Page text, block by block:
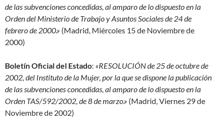
de las subvenciones concedidas, al amparo de lo dispuesto en la
Orden del Ministerio de Trabajo y Asuntos Sociales de 24 de
febrero de 2000.» (Madrid, Miércoles 15 de Noviembre de
2000)
Boletín Oficial del Estado: «RESOLUCIÓN de 25 de octubre de
2002, del Instituto de la Mujer, por la que se dispone la publicación
de las subvenciones concedidas, al amparo de lo dispuesto en la
Orden TAS/592/2002, de 8 de marzo.» (Madrid, Viernes 29 de
Noviembre de 2002)